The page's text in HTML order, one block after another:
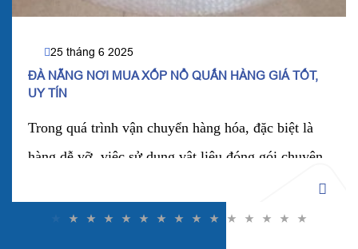
25 tháng 6 2025
ĐÀ NẴNG NƠI MUA XỐP NỔ QUẤN HÀNG GIÁ TỐT,
UY TÍN
Trong quá trình vận chuyển hàng hóa, đặc biệt là
hàng dễ vỡ, việc sử dụng vật liệu đóng gói chuyên
Nếu quý khách đang tìm Đà Nẵng nơi mua xốp nổ